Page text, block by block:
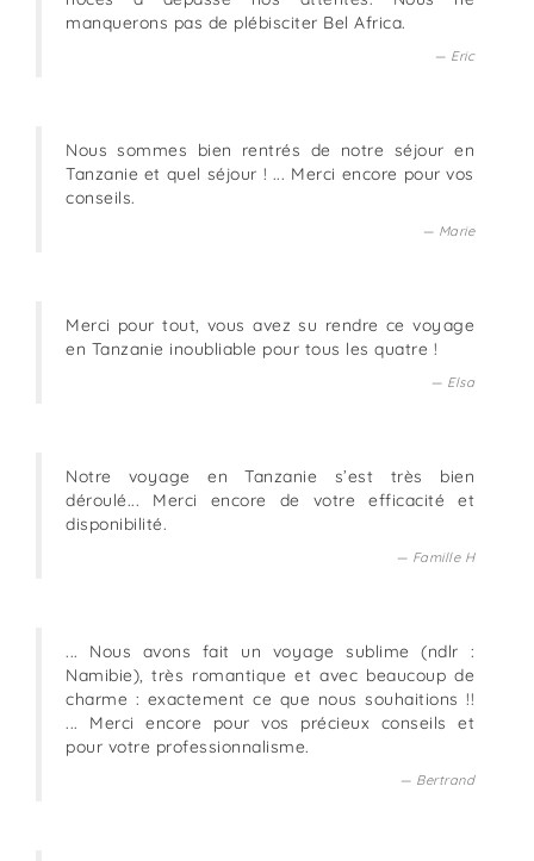
manquerons pas de plébisciter Bel Africa.
Eric
Nous sommes bien rentrés de notre séjour en
Tanzanie et quel séjour ! ... Merci encore pour vos
conseils.
Marie
Merci pour tout, vous avez su rendre ce voyage
en Tanzanie inoubliable pour tous les quatre !
Elsa
Notre voyage en Tanzanie s’est très bien
déroulé... Merci encore de votre efficacité et
disponibilité.
Famille H
... Nous avons fait un voyage sublime (ndlr :
Namibie), très romantique et avec beaucoup de
charme : exactement ce que nous souhaitions !!
... Merci encore pour vos précieux conseils et
pour votre professionnalisme.
Bertrand